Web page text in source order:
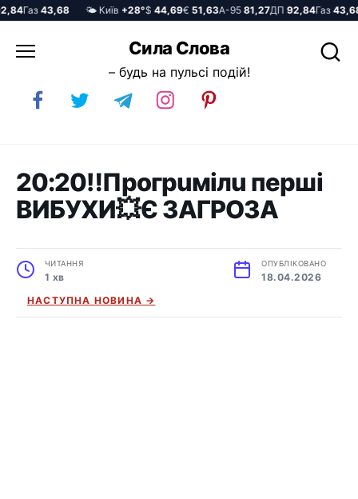
Газ43,68 🌤️ Київ+28°$44,69€51,63А-9581,27ДП92,84Газ43,68
до
Сила Слова
– будь на пульсі подій!
20:20‼️Пpoгpuмiлu пepшi
BИБУXИ💥Є ЗAГPOЗA
ЧИТАННЯ
1 хв
ОПУБЛІКОВАНО
18.04.2026
НАСТУПНА НОВИНА →